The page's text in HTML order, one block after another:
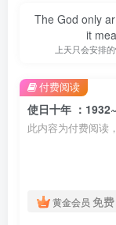
The God only
it
上天只会安排
此内容为付费阅读
黄金会员 免费
付费阅读